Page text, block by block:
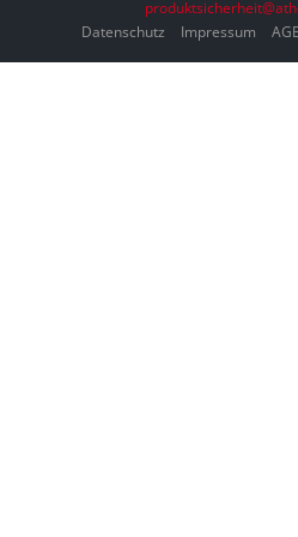
Datenschutz
Impressum